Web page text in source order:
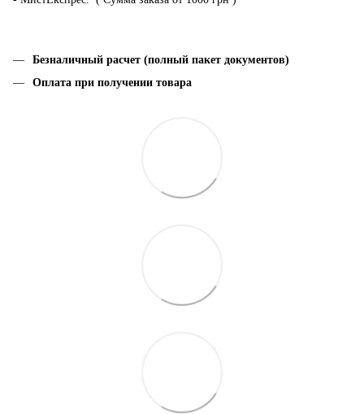
Безналичный расчет (полный пакет документов)
Оплата при получении товара